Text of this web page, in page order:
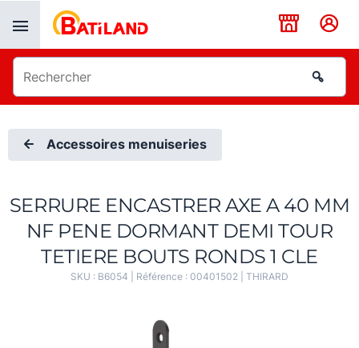
Accessoires menuiseries
SERRURE ENCASTRER AXE A 40 MM
NF PENE DORMANT DEMI TOUR
TETIERE BOUTS RONDS 1 CLE
SKU : B6054 | Référence : 00401502 THIRARD
Panneau de gestion des cookies